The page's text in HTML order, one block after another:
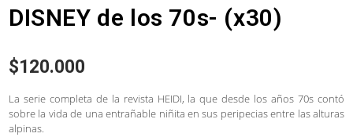
DISNEY de los 70s- (x30)
$120.000
La serie completa de la revista HEIDI, la que desde los años 70s contó
sobre la vida de una entrañable niñita en sus peripecias entre las alturas
alpinas.